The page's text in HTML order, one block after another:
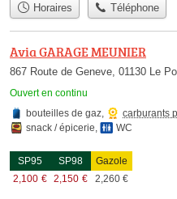
Horaires Téléphone
Avia GARAGE MEUNIER
867 Route de Geneve, 01130 Le
Ouvert en continu
bouteilles de gaz carburants
snack / épicerie
WC
SP95
2,100 €
SP98
2,150 €
Gazole
2,260 €